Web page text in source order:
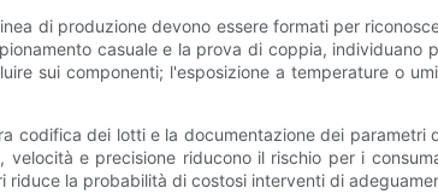
di produzione devono essere formati per
casuale e la prova di coppia, individuano
sui componenti; l'esposizione a temperature o
dei lotti e la documentazione dei parametri
e precisione riducono il rischio per i
la probabilità di costosi interventi di